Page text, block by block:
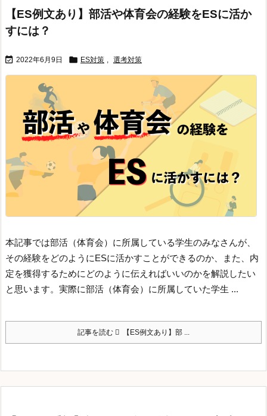
【ES例文あり】部活や体育会の経験をESに活か
すには？
 2022年6月9日  ES対策 選考対策
本記事では部活（体育会）に所属している学生のみなさんが、
その経験をどのようにESに活かすことができるのか、また、内
定を獲得するためにどのように伝えればいいのかを解説したい
と思います。 実際に部活（体育会）に所属していた学生 ...
記事を読む 【ES例文あり】部 ...